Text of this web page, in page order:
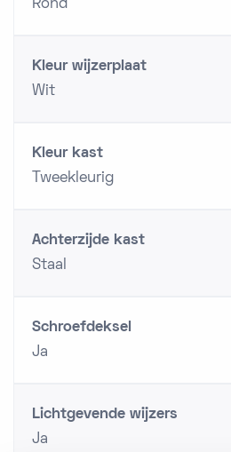
Rond
Kleur wijzerplaat
Wit
Kleur kast
Tweekleurig
Achterzijde kast
Staal
Schroefdeksel
Ja
Lichtgevende wijzers
Ja